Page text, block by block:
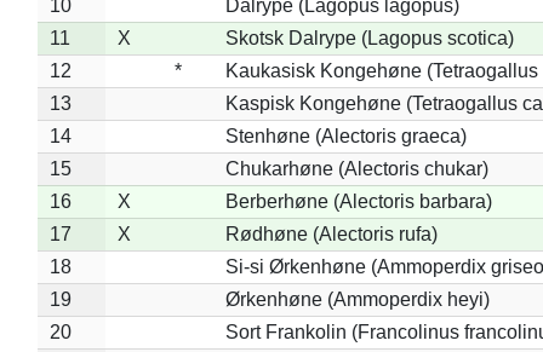
10
Dalrype (Lagopus lagopus)
11
X
Skotsk Dalrype (Lagopus scotica)
12
*
Kaukasisk Kongehøne
13
Kaspisk Kongehøne (Tetraogallus
14
Stenhøne (Alectoris graeca)
15
Chukarhøne (Alectoris chukar)
16
X
Berberhøne (Alectoris barbara)
17
X
Rødhøne (Alectoris rufa)
18
Si-si Ørkenhøne (Ammoperdix
19
Ørkenhøne (Ammoperdix heyi)
20
Sort Frankolin (Francolinus